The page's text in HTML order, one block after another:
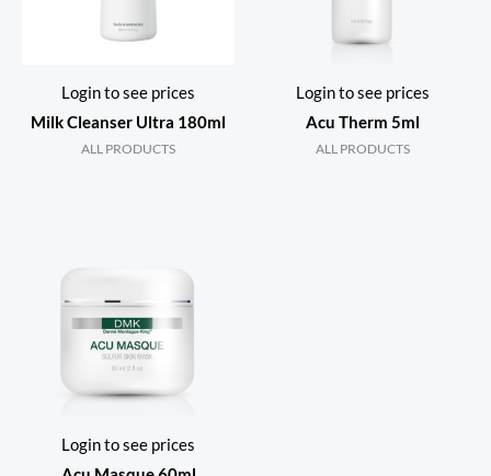
Login to see prices
Milk Cleanser Ultra 180ml
ALL PRODUCTS
Login to see prices
Acu Therm 5ml
ALL PRODUCTS
Login to see prices